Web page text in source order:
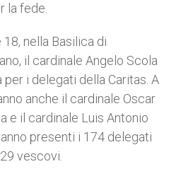
la fede.
nella Basilica di
il cardinale Angelo Scola
i delegati della Caritas. A
anche il cardinale Oscar
e il cardinale Luis Antonio
presenti i 174 delegati
vescovi.